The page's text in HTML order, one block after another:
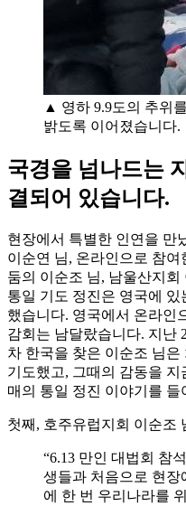
▲ 영하 9.9도의 추위
밝도록 이어졌습니다.
국경을 넘나드는
결되어 있습니다.
현장에서 특별한 인연을 만
이순연 님, 온라인으로 참
둠의 이순조 님, 남울산지회
통일 기도 정진은 영국에
했습니다. 영국에서 온라인
감회는 남달랐습니다. 지난
차 한국을 찾은 이순조 님은
기도했고, 그때의 감동을
매의 통일 정진 이야기를 들
첫째, 호주유럽지회 이순조
“6.13 만인 대법회 참
생들과 처음으로 현장
에 한 번 우리나라를